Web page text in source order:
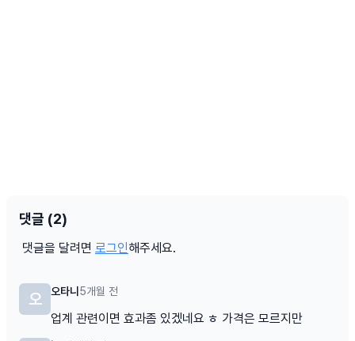
댓글 (2)
댓글을 달려면 로그인해주세요.
오 오타니 5개월 전
업계 관련이면 효과좀 있겠네요 ㅎ 가격은 모르지만